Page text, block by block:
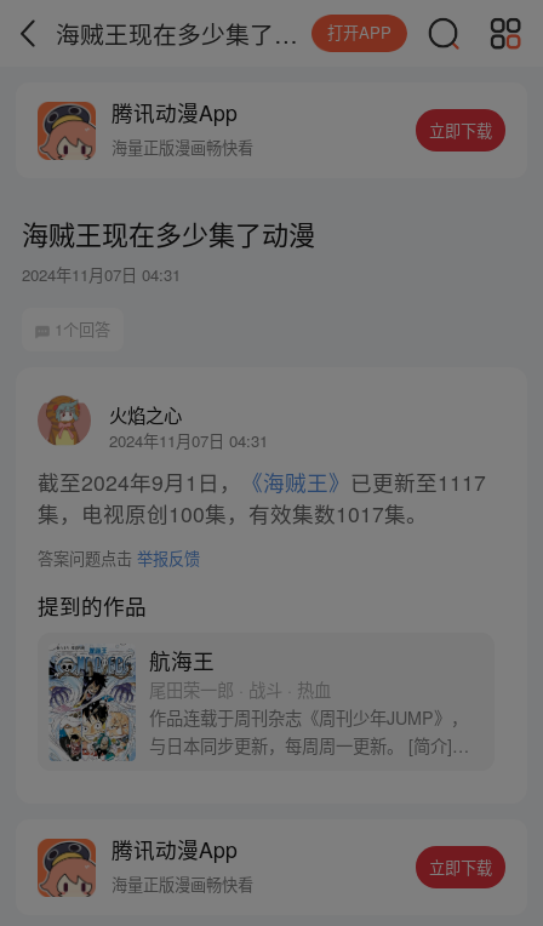
海贼王现在多少集了动漫 打开APP
腾讯动漫App
海量正版漫画畅快看
立即下载
海贼王现在多少集了动漫
2024年11月07日 04:31
1个回答
火焰之心
2024年11月07日 04:31
截至2024年9月1日， 《海贼王》 已更新至1117
集，电视原创100集，有效集数1017集。
答案问题点击 举报反馈
提到的作品
航海王
尾田荣一郎 · 战斗 · 热血
作品连载于周刊杂志《周刊少年JUMP》，
与日本同步更新，每周周一更新。 [简介]有
十年后，路飞为实现与因救他而断臂的杰克
斯的约定而出海，开始了以成为海盗王为目
腾讯动漫App
海量正版漫画畅快看
立即下载